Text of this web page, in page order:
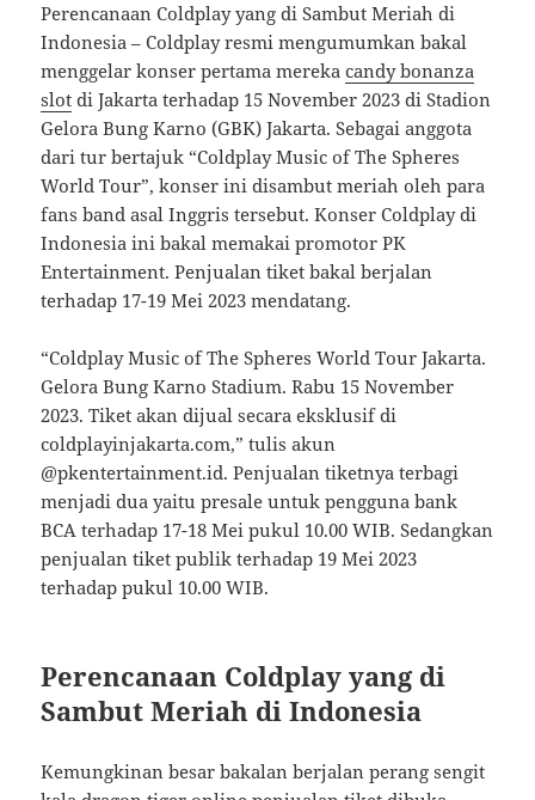
Perencanaan Coldplay yang di Sambut Meriah di
Indonesia – Coldplay resmi mengumumkan bakal
menggelar konser pertama merekacandy bonanza
slot di Jakarta terhadap 15 November 2023 di Stadion
Gelora Bung Karno (GBK) Jakarta. Sebagai anggota
dari tur bertajuk “Coldplay Music of The Spheres
World Tour”, konser ini disambut meriah oleh para
fans band asal Inggris tersebut. Konser Coldplay di
Indonesia ini bakal memakai promotor PK
Entertainment. Penjualan tiket bakal berjalan
terhadap 17-19 Mei 2023 mendatang.
“Coldplay Music of The Spheres World Tour Jakarta.
Gelora Bung Karno Stadium. Rabu 15 November
2023. Tiket akan dijual secara eksklusif di
coldplayinjakarta.com,” tulis akun
@pkentertainment.id. Penjualan tiketnya terbagi
menjadi dua yaitu presale untuk pengguna bank
BCA terhadap 17-18 Mei pukul 10.00 WIB. Sedangkan
penjualan tiket publik terhadap 19 Mei 2023
terhadap pukul 10.00 WIB.
Perencanaan Coldplay yang di
Sambut Meriah di Indonesia
Kemungkinan besar bakalan berjalan perang sengit